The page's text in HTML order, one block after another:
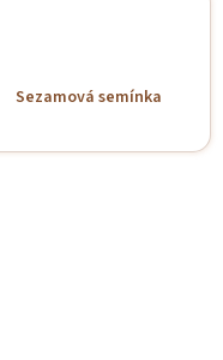
Sezamová semínka